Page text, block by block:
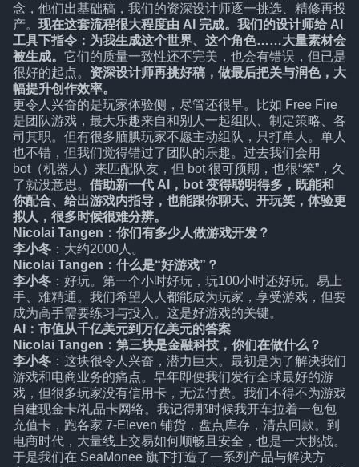
念，他们出基础稿，我们的资深设计师逐一挑选、精修再投
产。 现在这套流程很大程度由 AI 完成。我们的设计师给 AI
工具下指令：为我生成这个世界、这个角色……大量素材会
被生成。 它们的质量一致性还不完美，也会有错误，但已是
很好的起点。 资深设计师再挑好稿，做最后把关与润色，大
幅提升创作效率。
更令人兴奋的是玩家体验侧，尽管还很早。比如 Free Fire
是团队游戏，最大乐趣来自和别人一起组队、制定策略、各
司其职。但有很多腼腆玩家不愿主动组队，只打单人。单人
也不错，但我们觉得错过了团队的乐趣。过去我们会用
bot（机器人）来匹配队友，但 bot 很可预期，也很“笨”，久
了就没意思。 借助新一代 AI，bot 变得聪明得多，既能和
你配合、给出游戏内指导，也能跟你聊天、开玩笑，体验更
拟人，很多时候很难分辨。
Nicolai Tangen：你们有多少人做游戏开发？
李小冬 ：大约2000人。
Nicolai Tangen：什么是“好游戏”？
李小冬 ：好玩。第一个小时好玩，玩100小时还好玩。易上
手、难精通。我们希望人人都能成为玩家，享受游戏，但要
成为高手需要练习与投入。这是好游戏的关键。
AI：市值从千亿美元到万亿美元的答案
Nicolai Tangen：第三块是金融科技，你们在做什么？
李小冬 ：这块很令人兴奋，潜力巨大。最初是为了解决我们
游戏和电商业务的痛点。早年即便我们发行全球最好的游
戏，但很多玩家没有信用卡，无法付费。我们不得不为游戏
自建现金卡/礼品卡网络。我记得那时候我开车拉着一包包
充值卡，跑各家 7-Eleven 铺货，盘点库存，清点回款。到
电商时代，大量线上交易如何顺畅且安全，也是一大挑战。
于是我们在 SeaMonee 旗下打造了一系列产品与解决方